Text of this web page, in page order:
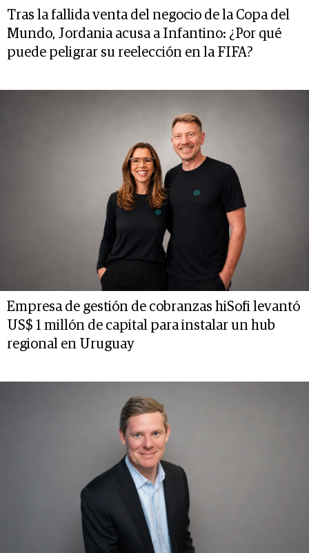
Tras la fallida venta del negocio de la Copa del
Mundo, Jordania acusa a Infantino: ¿Por qué
puede peligrar su reelección en la FIFA?
Empresa de gestión de cobranzas hiSofi levantó
US$ 1 millón de capital para instalar un hub
regional en Uruguay